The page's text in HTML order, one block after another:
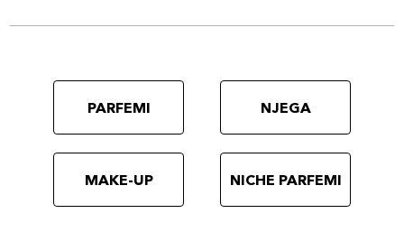
PARFEMI NJEGA
MAKE-UP NICHE PARFEMI